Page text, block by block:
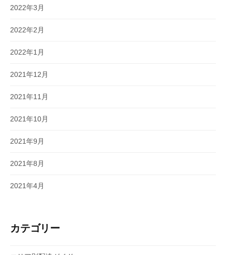
2022年3月
2022年2月
2022年1月
2021年12月
2021年11月
2021年10月
2021年9月
2021年8月
2021年4月
カテゴリー